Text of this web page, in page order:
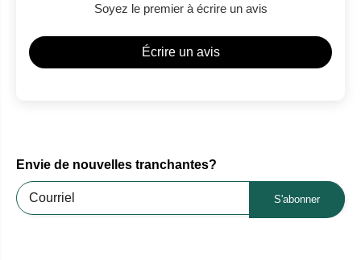
Soyez le premier à écrire un avis
Écrire un avis
Envie de nouvelles tranchantes?
S'abonner